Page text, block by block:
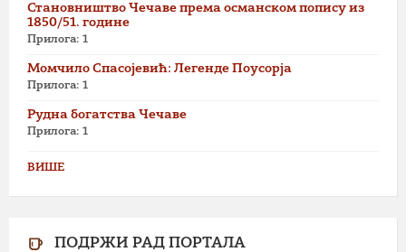
Становништво Чечаве према османском попису из
1850/51. године
Прилога: 1
Момчило Спасојевић: Легенде Поусорја
Прилога: 1
Рудна богатства Чечаве
Прилога: 1
ВИШЕ
ПОДРЖИ РАД ПОРТАЛА